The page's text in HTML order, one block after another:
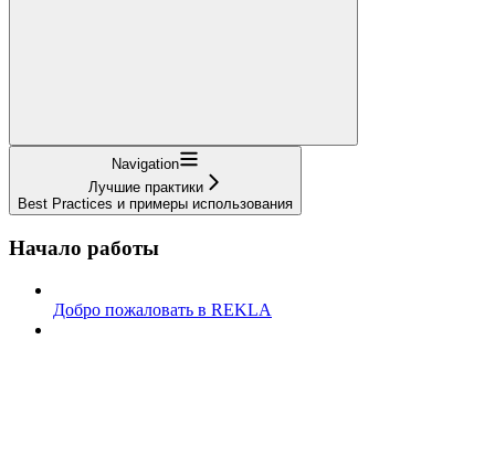
Navigation
Лучшие практики
Best Practices и примеры использования
Начало работы
Добро пожаловать в REKLA